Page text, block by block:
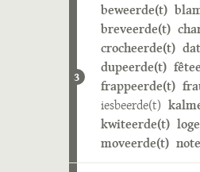
3
beweerde(t)
breveerde(t)
crocheerde(t)
dupeerde(t)
frappeerde(t)
iesbeerde(t)
kwiteerde(t)
moveerde(t)